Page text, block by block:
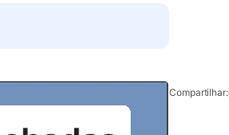
Compartilhar: